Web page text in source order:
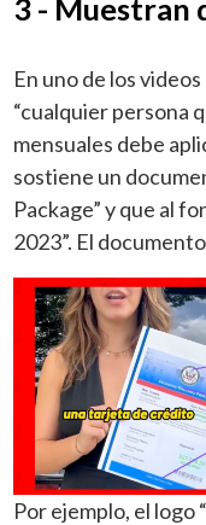
3 - Muestran
En uno de los
“cualquier persona
mensuales debe
sostiene un
Package” y que al
2023”. El
Por ejemplo, el logo